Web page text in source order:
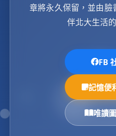
章將永久保留，並由臉
伴北大生活
FB
記憶便
唯讀